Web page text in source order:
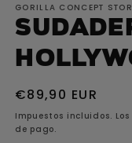
en
una
ventana
modal
GORILLA CONCEPT
Precio
habitual
€89,90 EUR
Impuestos incluidos. Los
de pago.